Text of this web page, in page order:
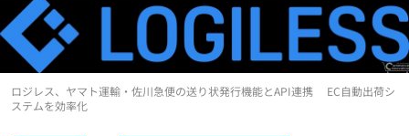
ロジレス、ヤマト運輸・佐川急便の送り状発行機能とAPI連携 EC自動出荷シ
ステムを効率化